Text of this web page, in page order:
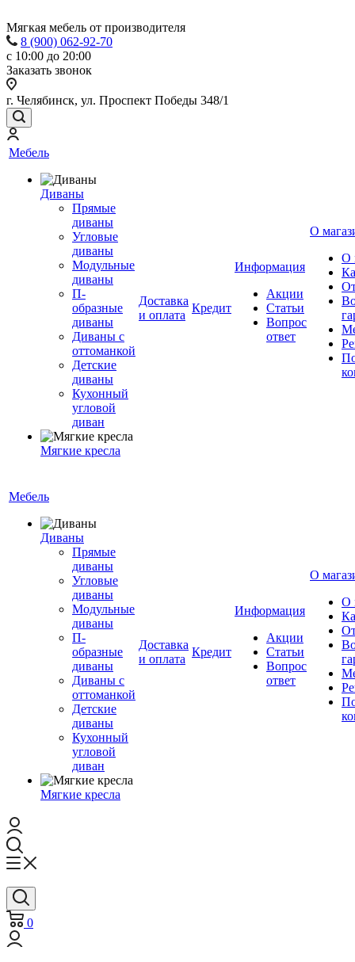
Мягкая мебель от производителя
8 (900) 062-92-70
с 10:00 до 20:00
Заказать звонок
г. Челябинск, ул. Проспект Победы 348/1
Мебель
Диваны
Прямые
диваны
Угловые
диваны
Модульные
диваны
П-
образные
диваны
Диваны с
оттоманкой
Детские
диваны
Кухонный
угловой
диван
Мягкие кресла
Доставка
и оплата
Кредит
Информация
Акции
Статьи
Вопрос
ответ
О
О
Мебель
Диваны
Прямые
диваны
Угловые
диваны
Модульные
диваны
П-
образные
диваны
Диваны с
оттоманкой
Детские
диваны
Кухонный
угловой
диван
Мягкие кресла
Доставка
и оплата
Кредит
Информация
Акции
Статьи
Вопрос
ответ
О
О
0